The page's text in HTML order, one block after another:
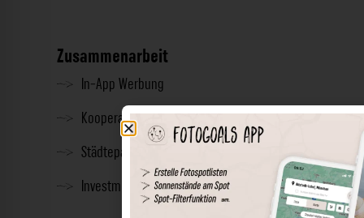
Zusammenarbeit
In-App Werbung
Kooperationen
Städtepartnerschaft
Investment & Presse